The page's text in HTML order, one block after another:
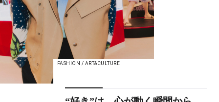
FASHION / ART&CULTURE